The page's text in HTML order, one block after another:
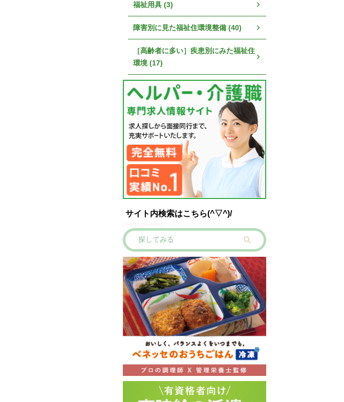
福祉用具 (3)
障害別に見た福祉住環境整備 (40)
［高齢者に多い］疾患別にみた福祉住
環境 (17)
サイト内検索はこちら(^▽^)/